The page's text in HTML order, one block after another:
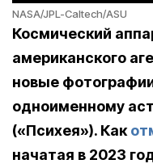
NASA/JPL-Caltech/ASU
Космический
американского
новые
одноименному
(«Психея»). Как
начатая в 2023